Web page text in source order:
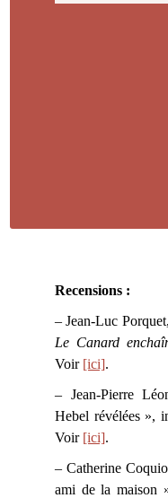
Recensions :
– Jean-Luc
Le Canard
Voir [ici].
– Jean-Pierre
Hebel révélées »,
Voir [ici].
– Catherine
ami de la maison